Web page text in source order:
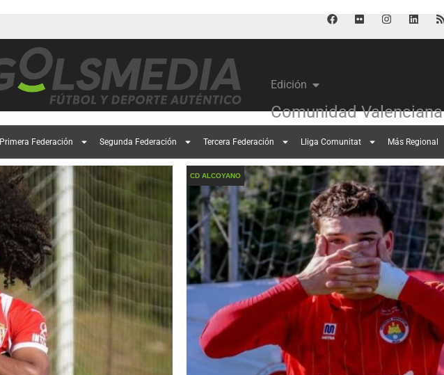
Edición
Comunidad Valenciana
Primera Federación Segunda Federación Tercera Federación Lliga Comunitat Más Regional
CD ALCOYANO